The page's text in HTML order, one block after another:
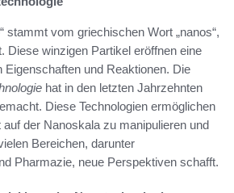
stammt vom griechischen Wort „nanos“,
Diese winzigen Partikel eröffnen eine
Eigenschaften und Reaktionen. Die
hat in den letzten Jahrzehnten
Diese Technologien ermöglichen
der Nanoskala zu manipulieren und
Bereichen, darunter
Pharmazie, neue Perspektiven schafft.